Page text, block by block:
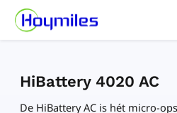
HiBattery 4020 AC
De HiBattery AC is hét micro-